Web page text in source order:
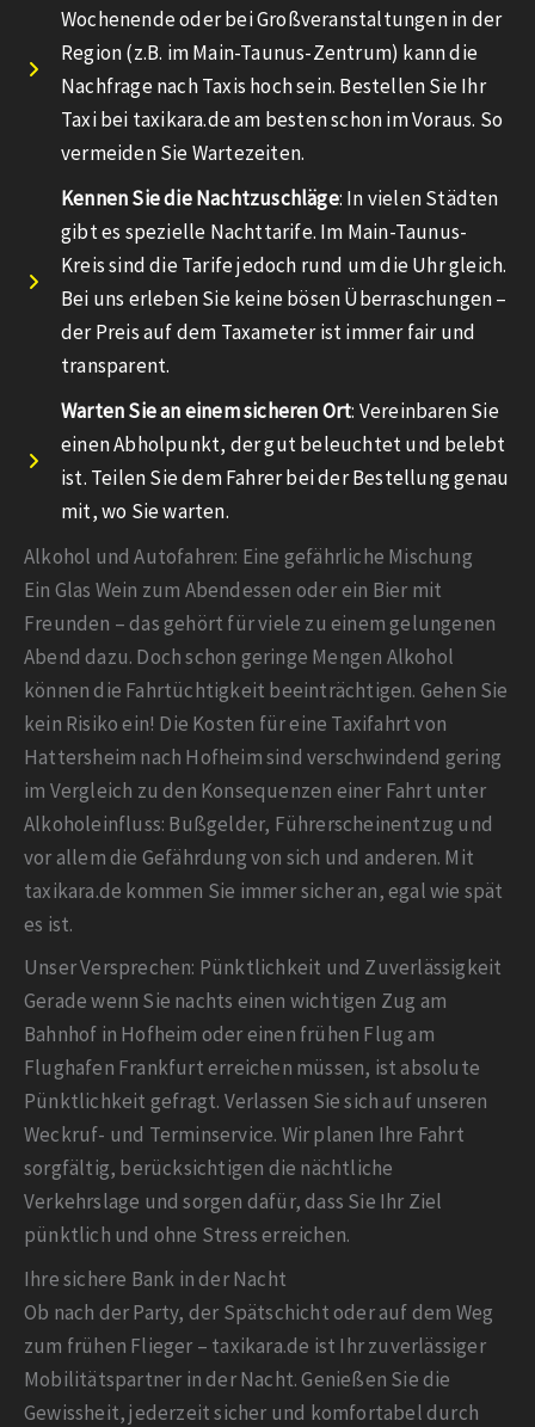
Wochenende oder bei Großveranstaltungen in der
Region (z.B. im Main-Taunus-Zentrum) kann die
Nachfrage nach Taxis hoch sein. Bestellen Sie Ihr
Taxi bei taxikara.de am besten schon im Voraus. So
vermeiden Sie Wartezeiten.
Kennen Sie die Nachtzuschläge: In vielen Städten
gibt es spezielle Nachttarife. Im Main-Taunus-
Kreis sind die Tarife jedoch rund um die Uhr gleich.
Bei uns erleben Sie keine bösen Überraschungen –
der Preis auf dem Taxameter ist immer fair und
transparent.
Warten Sie an einem sicheren Ort: Vereinbaren Sie
einen Abholpunkt, der gut beleuchtet und belebt
ist. Teilen Sie dem Fahrer bei der Bestellung genau
mit, wo Sie warten.
Alkohol und Autofahren: Eine gefährliche Mischung
Ein Glas Wein zum Abendessen oder ein Bier mit
Freunden – das gehört für viele zu einem gelungenen
Abend dazu. Doch schon geringe Mengen Alkohol
können die Fahrtüchtigkeit beeinträchtigen. Gehen Sie
kein Risiko ein! Die Kosten für eine Taxifahrt von
Hattersheim nach Hofheim sind verschwindend gering
im Vergleich zu den Konsequenzen einer Fahrt unter
Alkoholeinfluss: Bußgelder, Führerscheinentzug und
vor allem die Gefährdung von sich und anderen. Mit
taxikara.de kommen Sie immer sicher an, egal wie spät
es ist.
Unser Versprechen: Pünktlichkeit und Zuverlässigkeit
Gerade wenn Sie nachts einen wichtigen Zug am
Bahnhof in Hofheim oder einen frühen Flug am
Flughafen Frankfurt erreichen müssen, ist absolute
Pünktlichkeit gefragt. Verlassen Sie sich auf unseren
Weckruf- und Terminservice. Wir planen Ihre Fahrt
sorgfältig, berücksichtigen die nächtliche
Verkehrslage und sorgen dafür, dass Sie Ihr Ziel
pünktlich und ohne Stress erreichen.
Ihre sichere Bank in der Nacht
Ob nach der Party, der Spätschicht oder auf dem Weg
zum frühen Flieger – taxikara.de ist Ihr zuverlässiger
Mobilitätspartner in der Nacht. Genießen Sie die
Gewissheit, jederzeit sicher und komfortabel durch